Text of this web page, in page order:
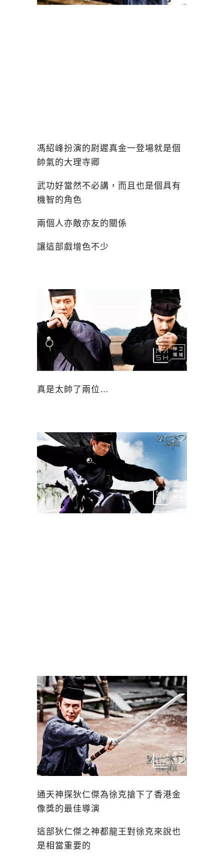
馮紹峰扮演的尉遲真金一登場就是個
帥氣的大理寺卿
武功好當然不必講，而且也是個具有
機智的角色
兩個人亦敵亦友的關係
讓這部戲增色不少
真是太帥了兩位…
通天神探狄仁傑為徐克搶下了香港金
像獎的最佳導演
這部狄仁傑之神都龍王對徐克來說也
是相當重要的